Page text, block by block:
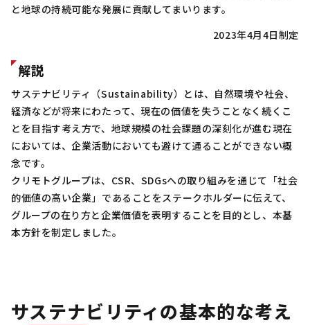
と地球の持続可能な発展に貢献してまいります。
2023年4月4日制定
解説
サステナビリティ（Sustainability）とは、自然環境や社会、
経済などが将来にわたって、現在の価値を失うことなく続くこ
とを目指す考え方で、地球規模の社会課題の深刻化が進む現在
においては、企業活動においても避けて通ることができない概
念です。
クリモトグループは、CSR、SDGsへの取り組みを通じて「社会
的価値の高い企業」であることをステークホルダーに伝えて、
グループの在り方と企業価値を表明することを目的とし、本基
本方針を制定しました。
サステナビリティの基本的な考え